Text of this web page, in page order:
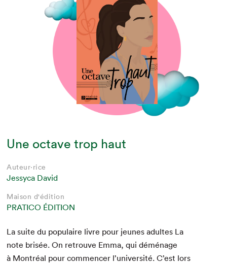
Une octave trop haut
Auteur·rice
Jessyca David
Maison d'édition
PRATICO ÉDITION
La suite du pop­u­laire livre pour jeunes adultes La
note brisée. On retrou­ve Emma, qui démé­nage
à Mon­tréal pour com­mencer l’université. C’est lors